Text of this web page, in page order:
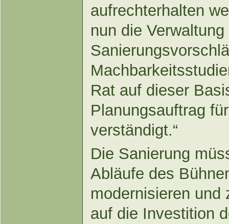
aufrechterhalten
nun die
Rat auf dieser
Planungsauftrag
verständigt.“
Die Sanierung
Abläufe des
modernisieren und
auf die Investition